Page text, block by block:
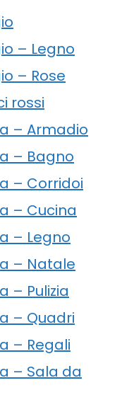
– Legno
– Rose
rossi
– Armadio
– Bagno
– Corridoi
– Cucina
– Legno
– Natale
– Pulizia
– Quadri
– Regali
– Sala da